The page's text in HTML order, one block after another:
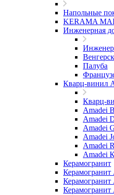
Напольные
KERAMA
Инженерная
Палуба
Кварц-винил
Кварц-
Amadei
Amadei
Amadei
Amadei
Amadei
Amadei
Керамогранит
Керамогранит
Керамогранит
Керамогранит